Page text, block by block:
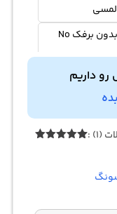
لمسی
سیستم بدون برفک No
داریم
(1) :